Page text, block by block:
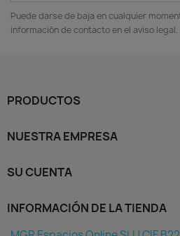
Puede darse de baja en cualquier
información de contacto en el aviso legal.
PRODUCTOS
NUESTRA EMPRESA
SU CUENTA
INFORMACIÓN DE LA TIENDA